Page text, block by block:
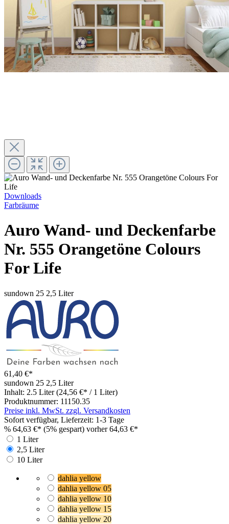
Downloads
Farbräume
Auro Wand- und Deckenfarbe
Nr. 555 Orangetöne Colours
For Life
sundown 25 2,5 Liter
61,40 €*
sundown 25 2,5 Liter
Inhalt: 2.5 Liter (24,56 €* / 1 Liter)
Produktnummer: 11150.35
Preise inkl. MwSt. zzgl. Versandkosten
Sofort verfügbar, Lieferzeit: 1-3 Tage
% 64,63 €* (5% gespart) vorher 64,63 €*
1 Liter
2,5 Liter
10 Liter
dahlia yellow
dahlia yellow 05
dahlia yellow 10
dahlia yellow 15
dahlia yellow 20